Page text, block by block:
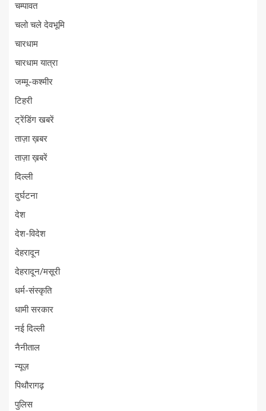
चम्पावत
चलो चले देवभूमि
चारधाम
चारधाम यात्रा
जम्मू-कश्मीर
टिहरी
ट्रेंडिंग खबरें
ताज़ा ख़बर
ताज़ा ख़बरें
दिल्ली
दुर्घटना
देश
देश-विदेश
देहरादून
देहरादून/मसूरी
धर्म-संस्कृति
धामी सरकार
नई दिल्ली
नैनीताल
न्यूज़
पिथौरागढ़
पुलिस